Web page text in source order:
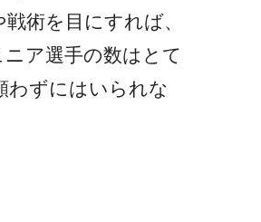
術を目にすれば、
ア選手の数はとて
わずにはいられな